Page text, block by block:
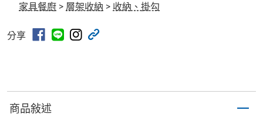
家具餐廚 > 層架收納 > 收納、掛勾
分享
商品敍述